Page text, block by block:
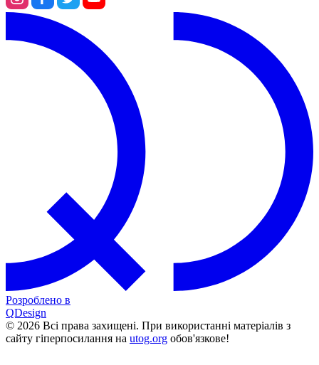
Розроблено в
QDesign
© 2026 Всі права захищені. При використанні матеріалів з
сайту гіперпосилання на utog.org обов'язкове!